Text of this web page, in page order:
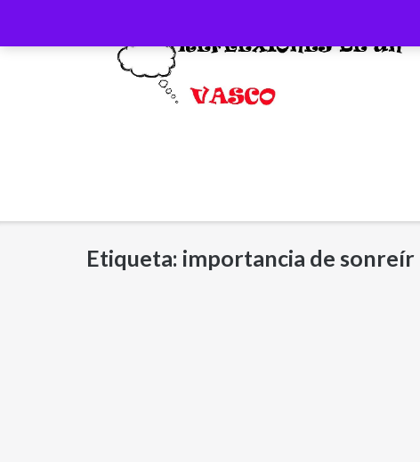
Etiqueta: importancia de sonreír